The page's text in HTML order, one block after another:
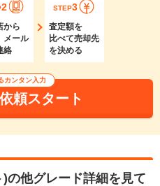
2
から
メール
絡
STEP3
査定額を
比べて売却先
を決める
カンタン入力
頼スタート
の他グレード詳細を見て